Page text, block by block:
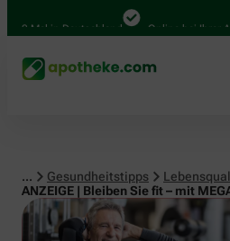
in Deutschland Online bei Ihrer
... Gesundheitstipps
ANZEIGE | Bleiben Sie fit – mit
Lebensqualität & Prävention